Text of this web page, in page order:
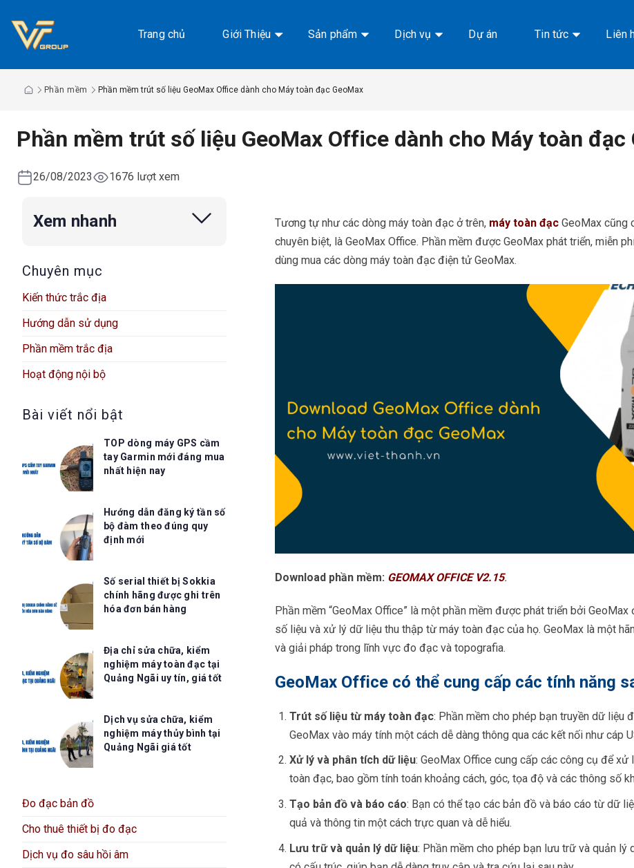
đến
Trang chủ Giới Thiệu Sản phẩm Dịch vụ Dự án Tin tức Liên
Phần mềm Phần mềm trút số liệu GeoMax Office dành cho Máy toàn đạc GeoMax
Phần mềm trút số liệu GeoMax Office dành cho Máy toàn đạc
26/08/2023 1676 lượt xem
Xem nhanh
Chuyên mục
Kiến thức trắc địa
Hướng dẫn sử dụng
Phần mềm trắc địa
Hoạt động nội bộ
Bài viết nổi bật
TOP dòng máy GPS cầm
tay Garmin mới đáng mua
nhất hiện nay
Hướng dẫn đăng ký tần số
bộ đàm theo đúng quy
định mới
Số serial thiết bị Sokkia
chính hãng được ghi trên
hóa đơn bán hàng
Địa chỉ sửa chữa, kiểm
nghiệm máy toàn đạc tại
Quảng Ngãi uy tín, giá tốt
Dịch vụ sửa chữa, kiểm
nghiệm máy thủy bình tại
Quảng Ngãi giá tốt
Đo đạc bản đồ
Cho thuê thiết bị đo đạc
Dịch vụ đo sâu hồi âm
Tương tự như các dòng máy toàn đạc ở trên, máy toàn đạc GeoMax cũng
chuyên biệt, là GeoMax Office. Phần mềm được GeoMax phát triển, miễn
dùng mua các dòng máy toàn đạc điện tử GeoMax.
Download phần mềm: GEOMAX OFFICE V2.15.
Phần mềm “GeoMax Office” là một phần mềm được phát triển bởi
số liệu và xử lý dữ liệu thu thập từ máy toàn đạc của họ. GeoMax là một
và giải pháp trong lĩnh vực đo đạc và topografia.
GeoMax Office có thể cung cấp các tính năng
Trút số liệu từ máy toàn đạc: Phần mềm cho phép bạn truyền dữ liệu
GeoMax vào máy tính một cách dễ dàng thông qua các kết nối như cáp
Xử lý và phân tích dữ liệu: GeoMax Office cung cấp các công cụ để
toàn đạc, bao gồm tính toán khoảng cách, góc, tọa độ và các thông số
Tạo bản đồ và báo cáo: Bạn có thể tạo các bản đồ và báo cáo từ dữ
quả và thông tin một cách trực quan và dễ hiểu.
Lưu trữ và quản lý dữ liệu: Phần mềm cho phép bạn lưu trữ và quản lý